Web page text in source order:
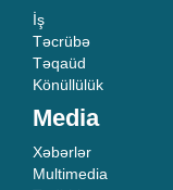
İş
Təcrübə
Təqaüd
Könüllülük
Media
Xəbərlər
Multimedia